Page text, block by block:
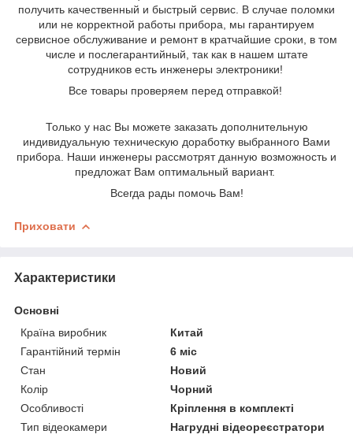
получить качественный и быстрый сервис. В случае поломки
или не корректной работы прибора, мы гарантируем
сервисное обслуживание и ремонт в кратчайшие сроки, в том
числе и послегарантийный, так как в нашем штате
сотрудников есть инженеры электроники!
Все товары проверяем перед отправкой!
Только у нас Вы можете заказать дополнительную
индивидуальную техническую доработку выбранного Вами
прибора . Наши инженеры рассмотрят данную возможность и
предложат Вам оптимальный вариант.
Всегда рады помочь Вам!
Приховати
Характеристики
Основні
Країна виробник
Китай
Гарантійний термін
6 міс
Стан
Новий
Колір
Чорний
Особливості
Кріплення в комплекті
Тип відеокамери
Нагрудні відеореєстратори